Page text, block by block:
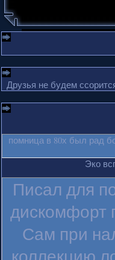
Друзья не будем
помница в 80х был рад
Эко
Писал для
дискомфорт
Сам при